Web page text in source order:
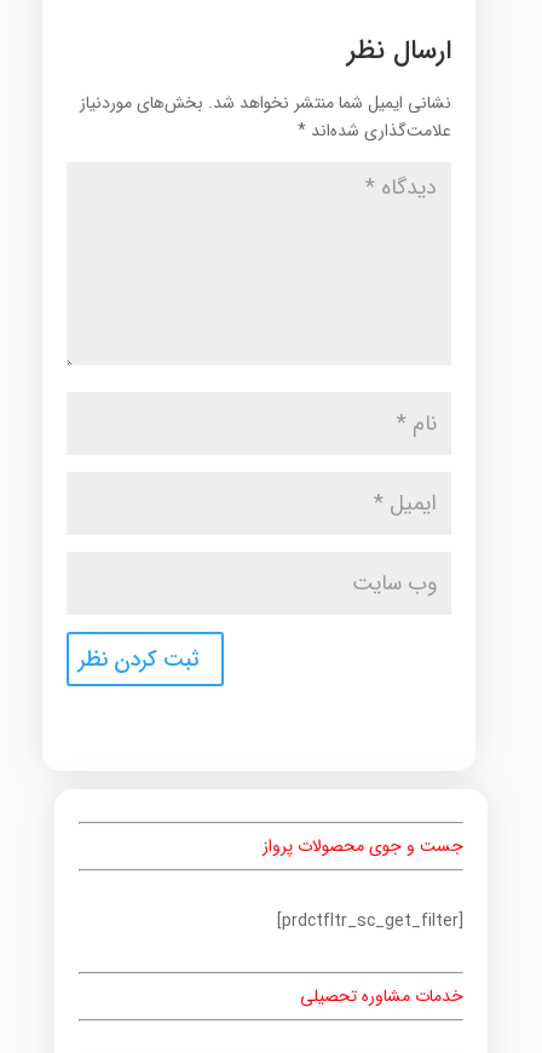
ارسال نظر
نشانی ایمیل شما منتشر نخواهد شد. بخش‌های موردنیاز
علامت‌گذاری شده‌اند *
جست و جوی محصولات پرواز
[prdctfltr_sc_get_filter]
خدمات مشاوره تحصیلی